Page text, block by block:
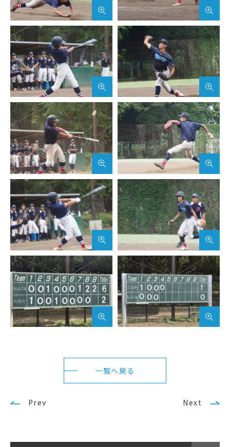
武蔵野短期大学
武蔵野短期大学
附属幼稚園・保育園
Prev
一覧へ戻る
Next